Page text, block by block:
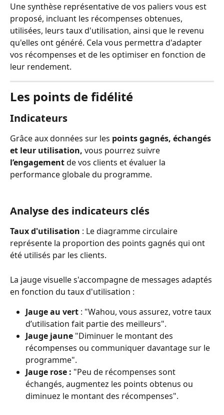
Une synthèse représentative de vos paliers vous est
proposé, incluant les récompenses obtenues,
utilisées, leurs taux d'utilisation, ainsi que le revenu
qu'elles ont généré. Cela vous permettra d'adapter
vos récompenses et de les optimiser en fonction de
leur rendement.
Les points de fidélité
Indicateurs
Grâce aux données sur les points gagnés, échangés
et leur utilisation, vous pourrez suivre
l’engagement de vos clients et évaluer la
performance globale du programme.
Analyse des indicateurs clés
Taux d'utilisation : Le diagramme circulaire
représente la proportion des points gagnés qui ont
été utilisés par les clients.
La jauge visuelle s'accompagne de messages adaptés
en fonction du taux d'utilisation :
Jauge au vert : "Wahou, vous assurez, votre taux
d’utilisation fait partie des meilleurs".
Jauge jaune "Diminuer le montant des
récompenses ou communiquer davantage sur le
programme".
Jauge rose : "Peu de récompenses sont
échangés, augmentez les points obtenus ou
diminuez le montant des récompenses".